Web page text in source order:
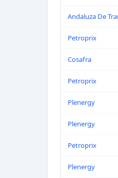
Andaluza De
Petroprix
Cosafra
Petroprix
Plenergy
Plenergy
Petroprix
Plenergy